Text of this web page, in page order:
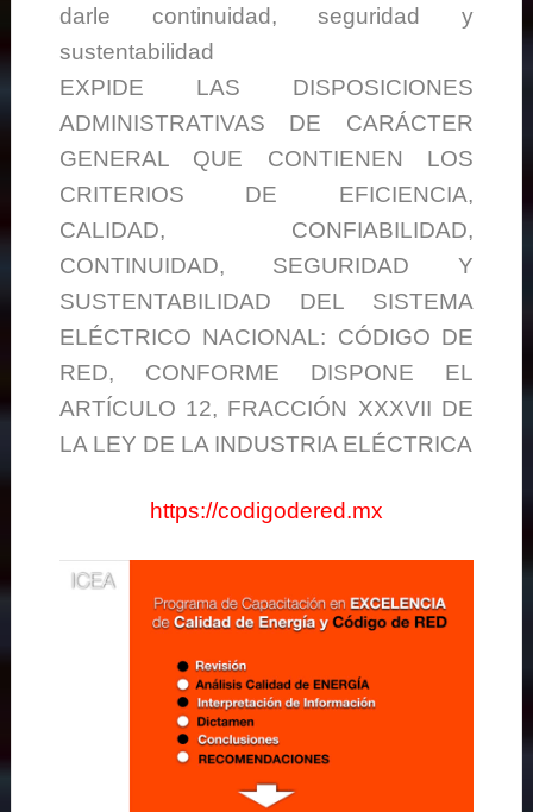
darle continuidad, seguridad y
sustentabilidad
EXPIDE LAS DISPOSICIONES
ADMINISTRATIVAS DE CARÁCTER
GENERAL QUE CONTIENEN LOS
CRITERIOS DE EFICIENCIA,
CALIDAD, CONFIABILIDAD,
CONTINUIDAD, SEGURIDAD Y
SUSTENTABILIDAD DEL SISTEMA
ELÉCTRICO NACIONAL: CÓDIGO DE
RED, CONFORME DISPONE EL
ARTÍCULO 12, FRACCIÓN XXXVII DE
LA LEY DE LA INDUSTRIA ELÉCTRICA
https://codigodered.mx